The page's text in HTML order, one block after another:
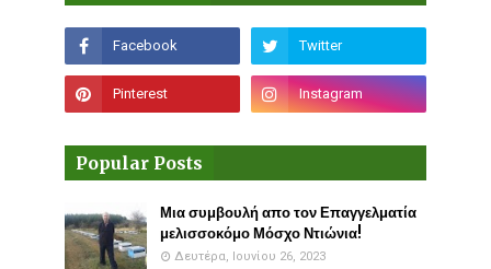
Popular Posts
Μια συμβουλή απο τον Επαγγελματία
μελισσοκόμο Μόσχο Ντιώνια!
Δευτέρα, Ιουνίου 26, 2023